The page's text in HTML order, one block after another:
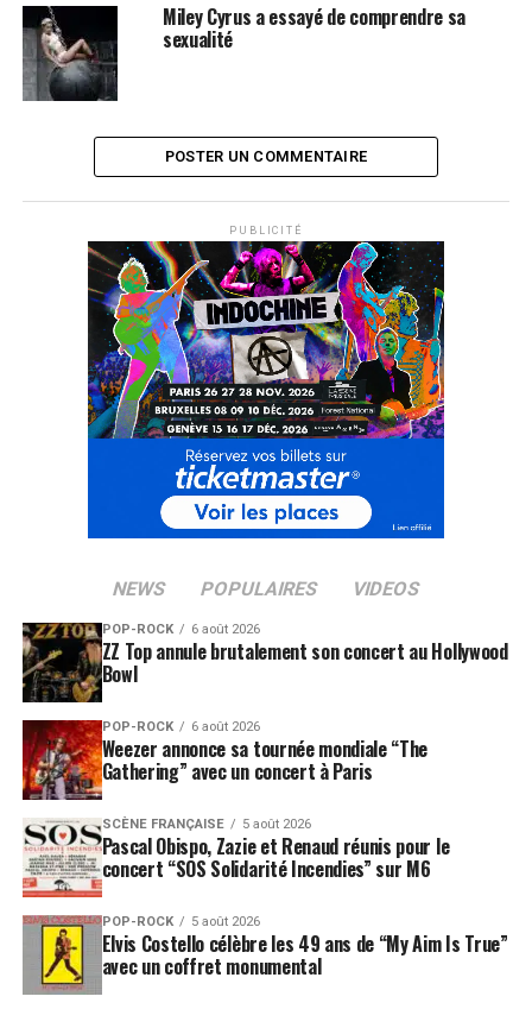
Miley Cyrus a essayé de comprendre sa
sexualité
POSTER UN COMMENTAIRE
PUBLICITÉ
NEWS POPULAIRES VIDEOS
POP-ROCK 6 août 2026
ZZ Top annule brutalement son concert au Hollywood
Bowl
POP-ROCK 6 août 2026
Weezer annonce sa tournée mondiale “The
Gathering” avec un concert à Paris
SCÈNE FRANÇAISE 5 août 2026
Pascal Obispo, Zazie et Renaud réunis pour le
concert “SOS Solidarité Incendies” sur M6
POP-ROCK 5 août 2026
Elvis Costello célèbre les 49 ans de “My Aim Is True”
avec un coffret monumental